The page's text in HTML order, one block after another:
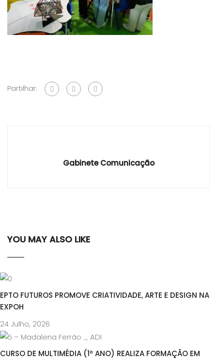
Partilhar:
Gabinete Comunicação
YOU MAY ALSO LIKE
EPTO FUTUROS PROMOVE CRIATIVIDADE, ARTE E DESIGN NA
EXPOH
24 Julho, 2026
CURSO DE MULTIMÉDIA (1º ANO) REALIZA FORMAÇÃO EM